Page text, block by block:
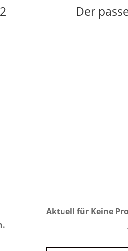
Der
Aktuell für Keine